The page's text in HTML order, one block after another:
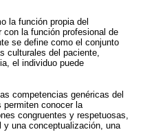
la función propia del
la función profesional de
se define como el conjunto
culturales del paciente,
el individuo puede
competencias genéricas del
conocer la
congruentes y respetuosas,
y una conceptualización, una